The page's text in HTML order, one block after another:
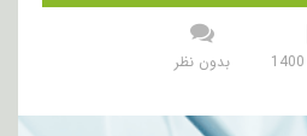
بدون نظر